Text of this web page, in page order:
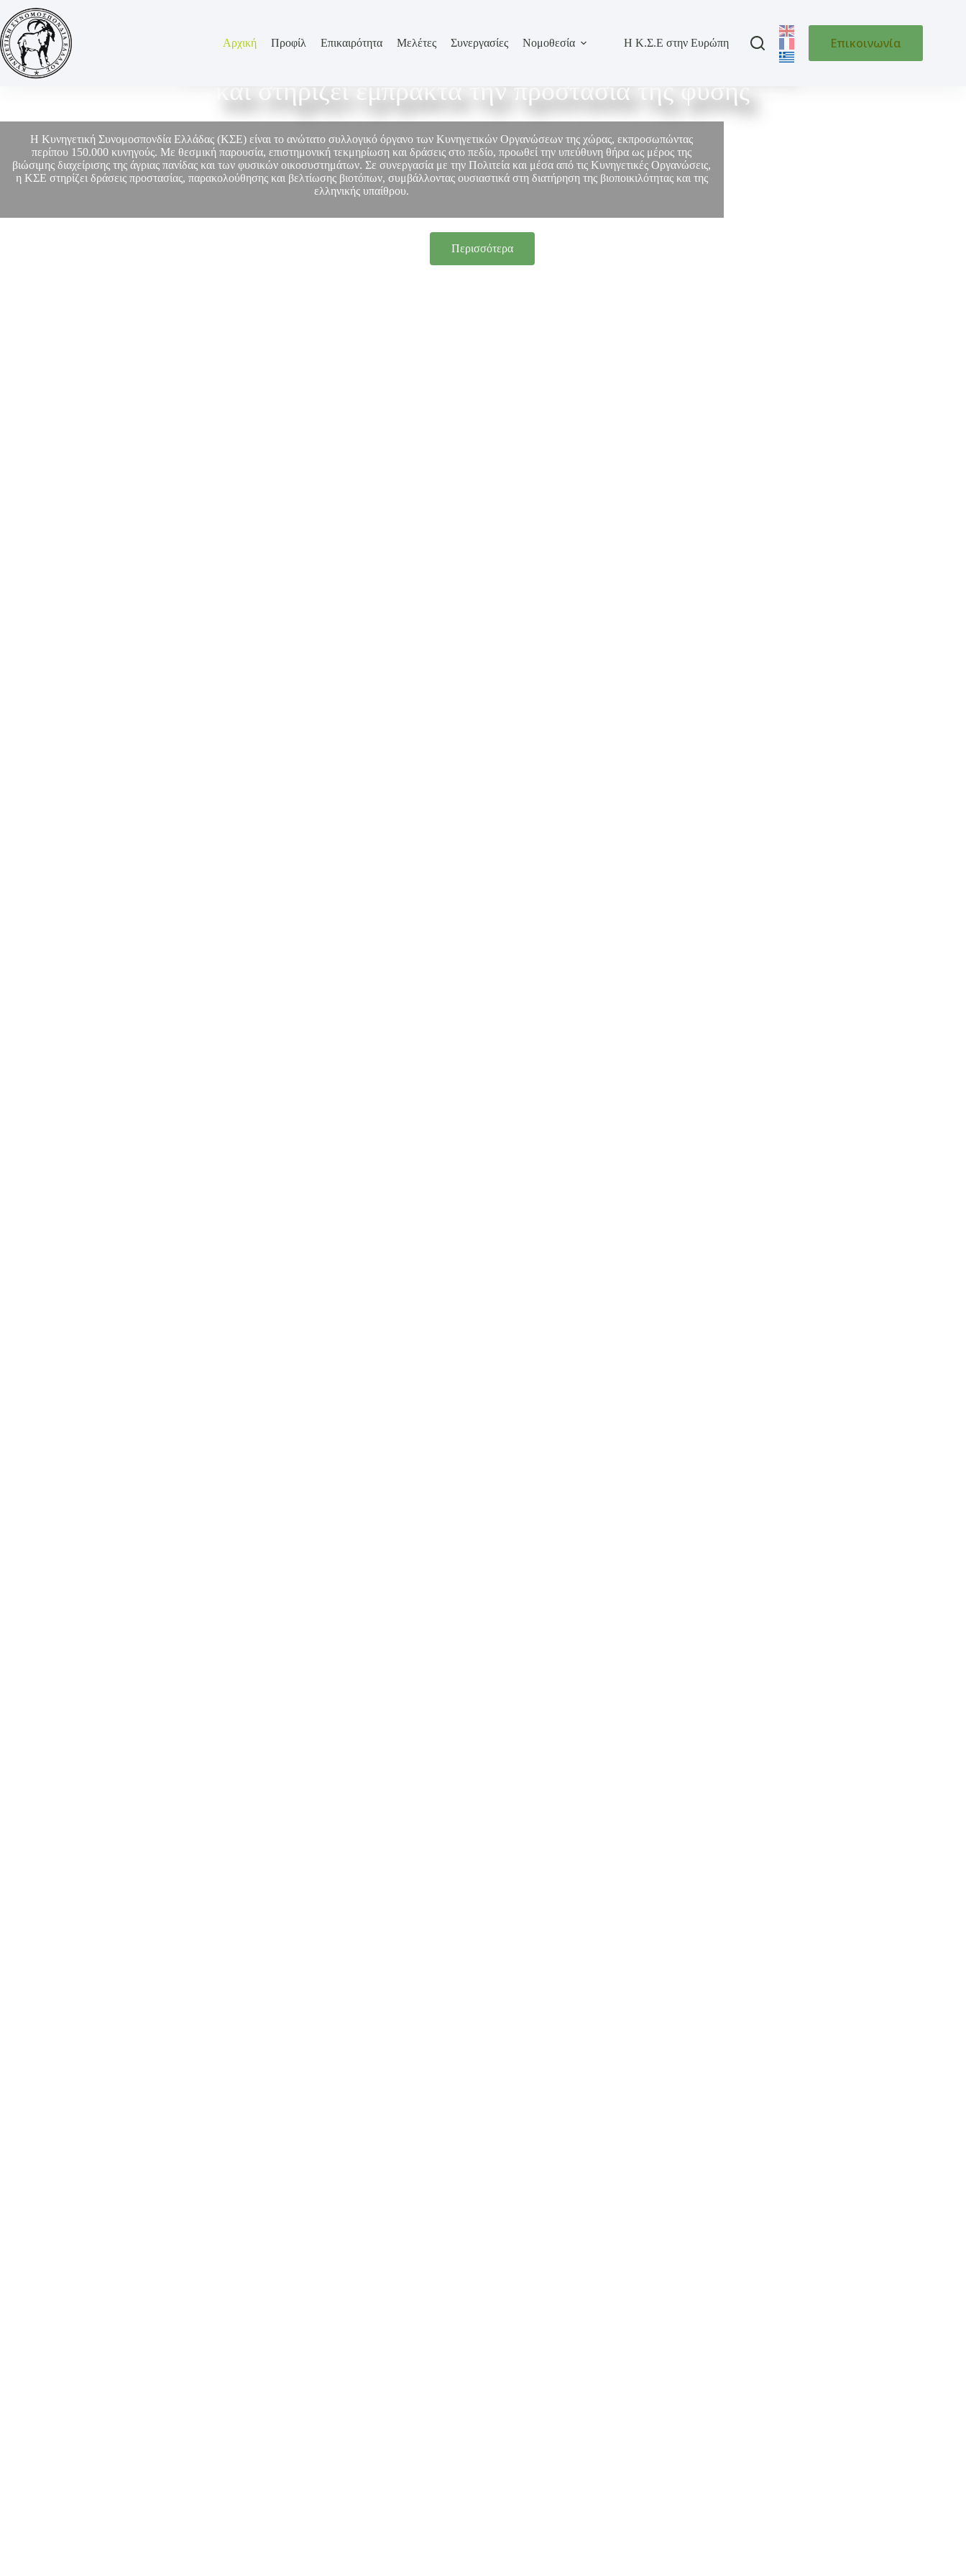
Αρχική Προφίλ Επικαιρότητα Μελέτες Συνεργασίες Νομοθεσία Η Κ.Σ.Ε στην Ευρώπη Επικοινωνία
Η ΚΣΕ εκπροσωπεί τον κυνηγετικό κόσμο της Ελλάδας
και στηρίζει έμπρακτα την προστασία της φύσης
Η Κυνηγετική Συνομοσπονδία Ελλάδας (ΚΣΕ) είναι το ανώτατο συλλογικό όργανο των Κυνηγετικών Οργανώσεων της χώρας, εκπροσωπώντας
περίπου 150.000 κυνηγούς. Με θεσμική παρουσία, επιστημονική τεκμηρίωση και δράσεις στο πεδίο, προωθεί την υπεύθυνη θήρα ως μέρος της
βιώσιμης διαχείρισης της άγριας πανίδας και των φυσικών οικοσυστημάτων. Σε συνεργασία με την Πολιτεία και μέσα από τις Κυνηγετικές Οργανώσεις,
η ΚΣΕ στηρίζει δράσεις προστασίας, παρακολούθησης και βελτίωσης βιοτόπων, συμβάλλοντας ουσιαστικά στη διατήρηση της βιοποικιλότητας και της
ελληνικής υπαίθρου.
Περισσότερα